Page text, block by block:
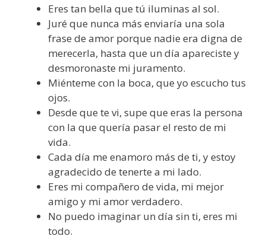
Eres tan bella que tú iluminas al sol.
Juré que nunca más enviaría una sola
frase de amor porque nadie era digna de
merecerla, hasta que un día apareciste y
desmoronaste mi juramento.
Miénteme con la boca, que yo escucho tus
ojos.
Desde que te vi, supe que eras la persona
con la que quería pasar el resto de mi
vida.
Cada día me enamoro más de ti, y estoy
agradecido de tenerte a mi lado.
Eres mi compañero de vida, mi mejor
amigo y mi amor verdadero.
No puedo imaginar un día sin ti, eres mi
todo.